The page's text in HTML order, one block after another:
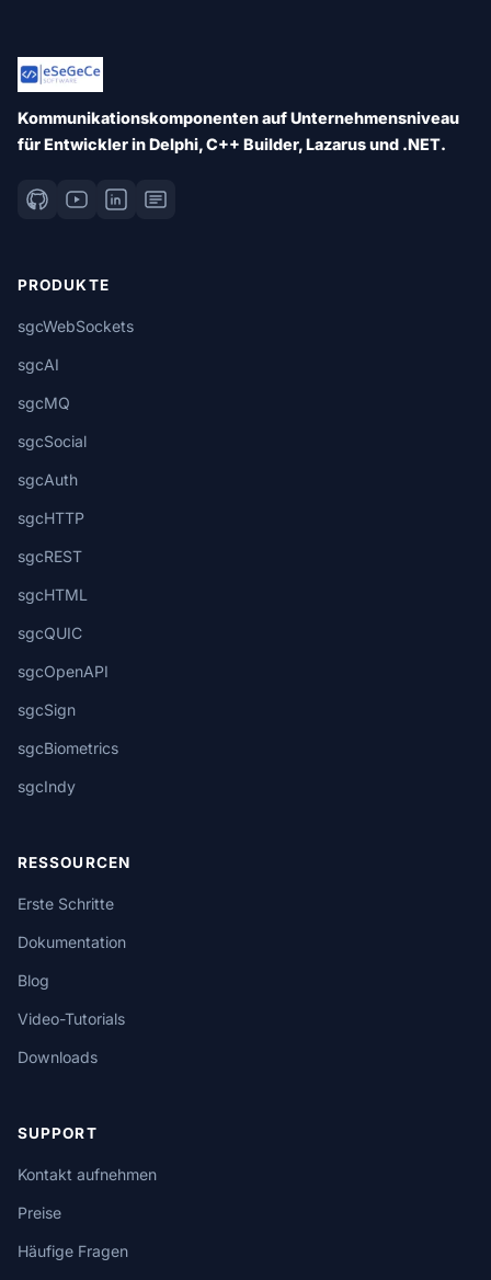
Kommunikationskomponenten auf Unternehmensniveau
für Entwickler in Delphi, C++ Builder, Lazarus und .NET.
PRODUKTE
sgcWebSockets
sgcAI
sgcMQ
sgcSocial
sgcAuth
sgcHTTP
sgcREST
sgcHTML
sgcQUIC
sgcOpenAPI
sgcSign
sgcBiometrics
sgcIndy
RESSOURCEN
Erste Schritte
Dokumentation
Blog
Video-Tutorials
Downloads
SUPPORT
Kontakt aufnehmen
Preise
Häufige Fragen